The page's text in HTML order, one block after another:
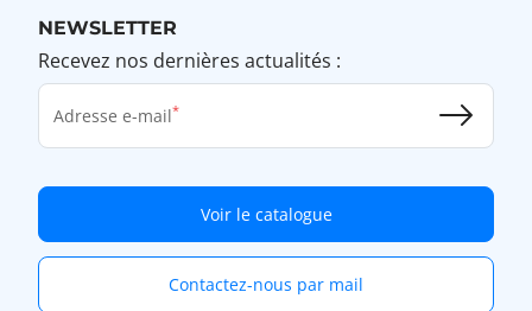
NEWSLETTER
Recevez nos dernières actualités :
Adresse e-mail
Voir le catalogue
Contactez-nous par mail